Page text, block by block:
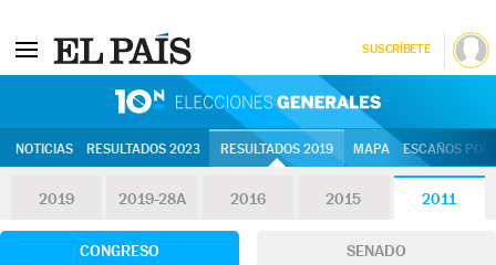
SUSCRÍBETE
NOTICIAS RESULTADOS 2023 RESULTADOS 2019 MAPA ESCAÑOS
2019 2019-28A 2016 2015 2011
CONGRESO SENADO